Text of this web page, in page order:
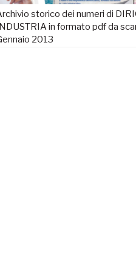
storico dei numeri di
in formato pdf da
2013